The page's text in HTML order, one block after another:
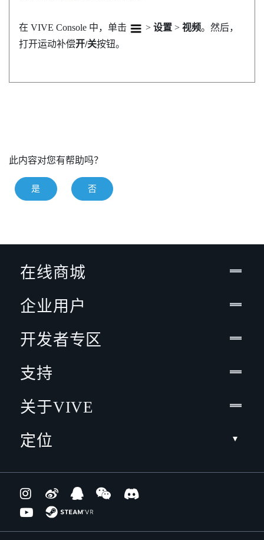
在 VIVE Console 中，单击 > 设置 > 视频。然后，
打开运动补偿开/关按钮。
此内容对您有帮助吗？
是 否
在线商城
企业用户
开发者专区
支持
关于VIVE
定位